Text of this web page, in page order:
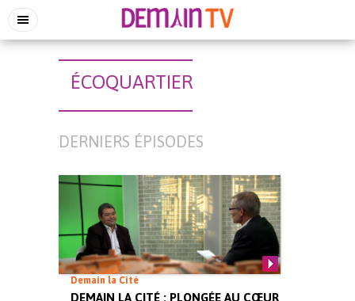
ÉCOQUARTIER
DERNIERS ÉPISODES
Demain la Cité
DEMAIN LA CITÉ : PLONGÉE AU CŒUR